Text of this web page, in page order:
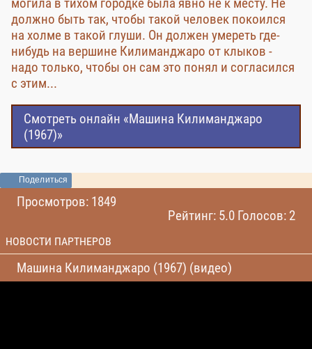
должно быть так, чтобы такой человек покоился
на холме в такой глуши. Он должен умереть где-
нибудь на вершине Килиманджаро от клыков -
надо только, чтобы он сам это понял и согласился
с этим...
Смотреть онлайн «Машина Килиманджаро
(1967)»
Поделиться
Просмотров: 1849
Рейтинг: 5.0 Голосов: 2
НОВОСТИ ПАРТНЕРОВ
Машина Килиманджаро (1967) (видео)